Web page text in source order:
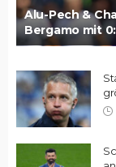
Alu-Pech &
Bergamo mit